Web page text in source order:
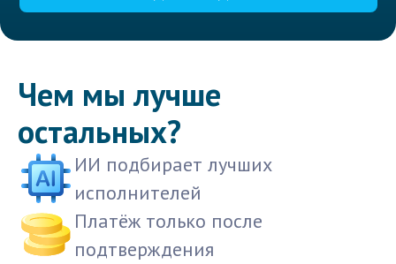
Чем мы лучше
остальных?
ИИ подбирает лучших
исполнителей
Платёж только после
подтверждения